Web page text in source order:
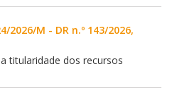
2026/M - DR n.º 143/2026,
titularidade dos recursos